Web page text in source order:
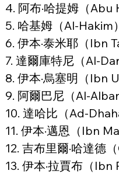
4. 阿布·哈提姆（Abu
5. 哈基姆（Al-Hakim）
6. 伊本·泰米耶（Ibn
7. 達爾庫特尼（Al-
8. 伊本·烏塞明（Ibn
9. 阿爾巴尼（Al-
10. 達哈比（Ad-
11. 伊本·邁恩（Ibn
12. 吉布里爾·哈達德
13. 伊本·拉賈布（Ibn